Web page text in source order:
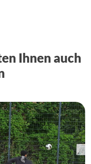
Ihnen auch